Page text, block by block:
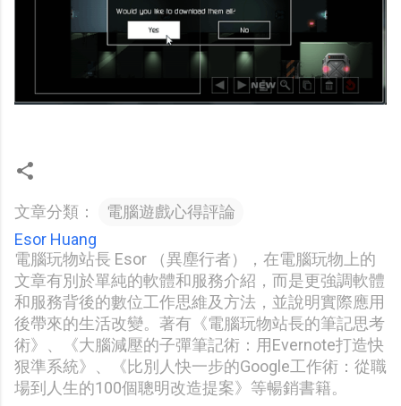
文章分類：
電腦遊戲心得評論
Esor Huang
電腦玩物站長 Esor （異塵行者），在電腦玩物上的
文章有別於單純的軟體和服務介紹，而是更強調軟體
和服務背後的數位工作思維及方法，並說明實際應用
後帶來的生活改變。著有《電腦玩物站長的筆記思考
術》、《大腦減壓的子彈筆記術：用Evernote打造快
狠準系統》、《比別人快一步的Google工作術：從職
場到人生的100個聰明改造提案》等暢銷書籍。